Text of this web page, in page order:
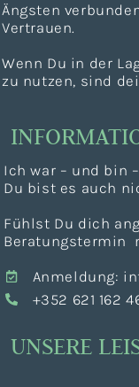
Ängsten
Vertrauen.
Wenn Du in der
zu nutzen, sind
Ich war – und bin
Du bist es auch
Fühlst Du dich
Beratungstermin
Anmeldung:
+352 621 162
UNSERE